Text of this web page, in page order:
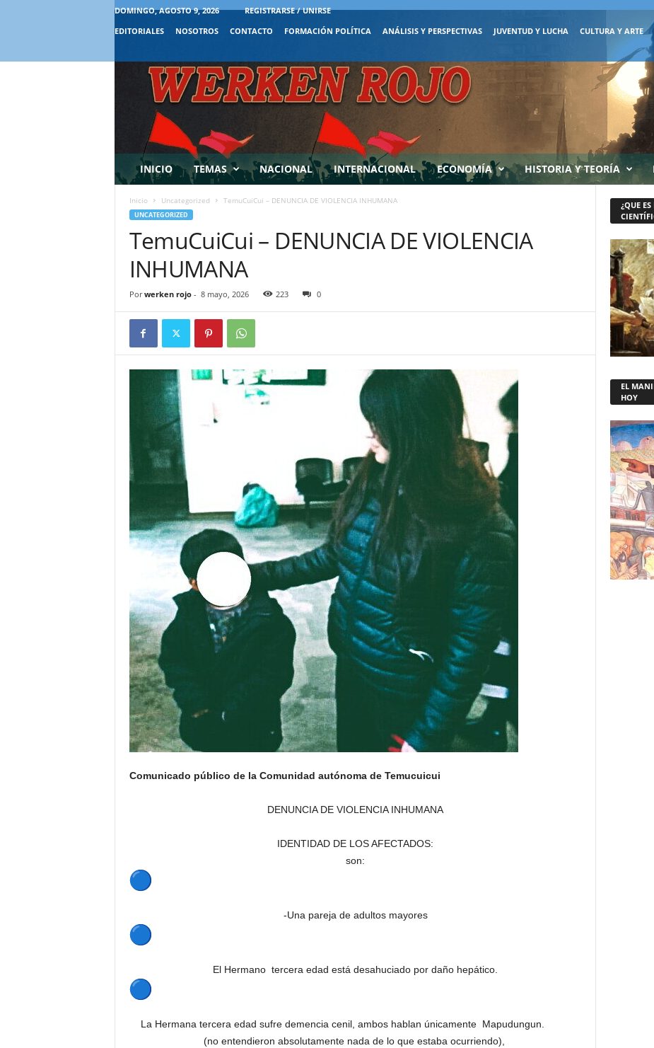
DOMINGO, AGOSTO 9, 2026
REGISTRARSE / UNIRSE
EDITORIALES
NOSOTROS CONTACTO FORMACIÓN POLÍTICA ANÁLISIS Y PERSPECTIVAS JUVENTUD Y LUCHA CULTURA Y ARTE
INICIO TEMAS NACIONAL INTERNACIONAL ECONOMÍA HISTORIA Y TEORÍA
Inicio Uncategorized TemuCuiCui – DENUNCIA DE VIOLENCIA INHUMANA
UNCATEGORIZED
TemuCuiCui – DENUNCIA DE VIOLENCIA
INHUMANA
Por werken rojo- 8 mayo, 2026 223 0
Comunicado público de la Comunidad autónoma de Temucuicui
DENUNCIA DE VIOLENCIA INHUMANA
IDENTIDAD DE LOS AFECTADOS:
son:
-Una pareja de adultos mayores
El Hermano tercera edad está desahuciado por daño hepático.
La Hermana tercera edad sufre demencia cenil, ambos hablan únicamente Mapudungun.
(no entendieron absolutamente nada de lo que estaba ocurriendo),
¿QUE
EL
HOY